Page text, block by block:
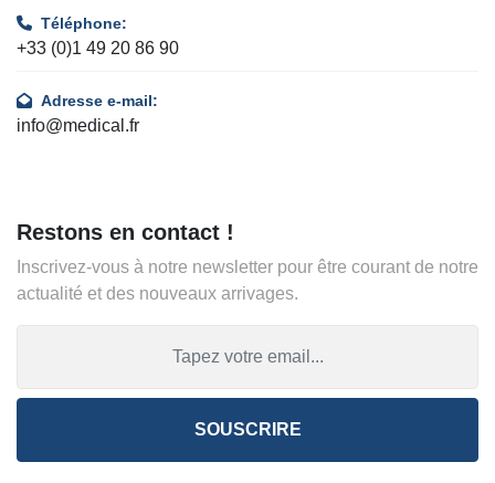
Téléphone:
+33 (0)1 49 20 86 90
Adresse e-mail:
info@medical.fr
Restons en contact !
Inscrivez-vous à notre newsletter pour être courant de notre
actualité et des nouveaux arrivages.
SOUSCRIRE